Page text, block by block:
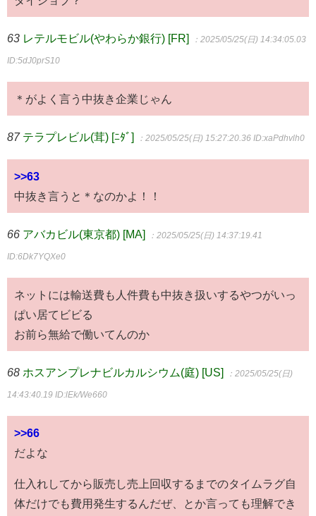
63 レテルモビル(やわらか銀行) [FR] ：2025/05/25(日) 14:34:05.03
ID:5dJ0prS10
＊がよく言う中抜き企業じゃん
87 テラプレビル(茸) [ﾆﾀﾞ] ：2025/05/25(日) 15:27:20.36 ID:xaPdhvlh0
>>63
中抜き言うと＊なのかよ！！
66 アバカビル(東京都) [MA] ：2025/05/25(日) 14:37:19.41
ID:6Dk7YQXe0
ネットには輸送費も人件費も中抜き扱いするやつがいっ
ぱい居てビビる
お前ら無給で働いてんのか
68 ホスアンプレナビルカルシウム(庭) [US] ：2025/05/25(日)
14:43:40.19 ID:lEk/We660
>>66
だよな
仕入れしてから販売し売上回収するまでのタイムラグ自
体だけでも費用発生するんだぜ、とか言っても理解でき